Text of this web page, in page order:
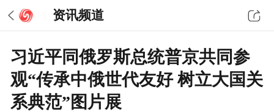
资讯频道
习近平同俄罗斯总统普京共同参
观“传承中俄世代友好 树立大国关
系典范”图片展